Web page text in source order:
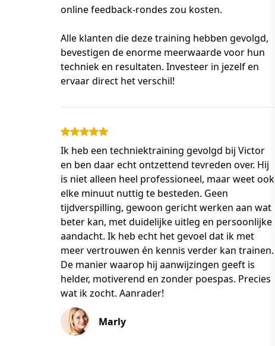
online feedback-rondes zou kosten.
Alle klanten die deze training hebben gevolgd,
bevestigen de enorme meerwaarde voor hun
techniek en resultaten. Investeer in jezelf en
ervaar direct het verschil!
Ik heb een techniektraining gevolgd bij Victor
en ben daar echt ontzettend tevreden over. Hij
is niet alleen heel professioneel, maar weet ook
elke minuut nuttig te besteden. Geen
tijdverspilling, gewoon gericht werken aan wat
beter kan, met duidelijke uitleg en persoonlijke
aandacht. Ik heb echt het gevoel dat ik met
meer vertrouwen én kennis verder kan trainen.
De manier waarop hij aanwijzingen geeft is
helder, motiverend en zonder poespas. Precies
wat ik zocht. Aanrader!
Marly